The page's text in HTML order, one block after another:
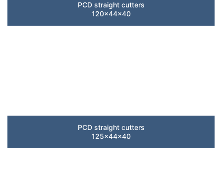
PCD straight cutters
120x44x40
PCD straight cutters
125x44x40